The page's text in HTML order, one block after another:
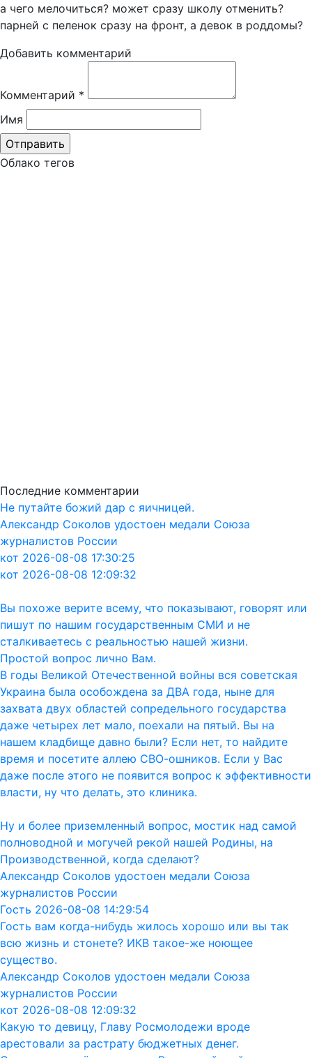
а чего мелочиться? может сразу школу отменить?
парней с пеленок сразу на фронт, а девок в роддомы?
Добавить комментарий
Комментарий *
Имя
Облако тегов
Последние комментарии
Не путайте божий дар с яичницей.
Александр Соколов удостоен медали Союза
журналистов России
кот 2026-08-08 17:30:25
кот 2026-08-08 12:09:32
Вы похоже верите всему, что показывают, говорят или
пишут по нашим государственным СМИ и не
сталкиваетесь с реальностью нашей жизни.
Простой вопрос лично Вам.
В годы Великой Отечественной войны вся советская
Украина была особождена за ДВА года, ныне для
захвата двух областей сопредельного государства
даже четырех лет мало, поехали на пятый. Вы на
нашем кладбище давно были? Если нет, то найдите
время и посетите аллею СВО-ошников. Если у Вас
даже после этого не появится вопрос к эффективности
власти, ну что делать, это клиника.
Ну и более приземленный вопрос, мостик над самой
полноводной и могучей рекой нашей Родины, на
Производственной, когда сделают?
Александр Соколов удостоен медали Союза
журналистов России
Гость 2026-08-08 14:29:54
Гость вам когда-нибудь жилось хорошо или вы так
всю жизнь и стонете? ИКВ такое-же ноющее
существо.
Александр Соколов удостоен медали Союза
журналистов России
кот 2026-08-08 12:09:32
Какую то девицу, Главу Росмолодежи вроде
арестовали за растрату бюджетных денег.